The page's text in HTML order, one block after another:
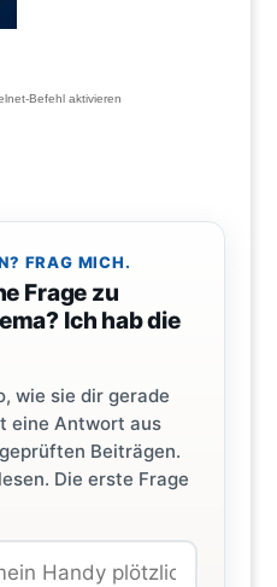
Befehl aktivieren
FRAG MICH.
Frage zu
Ich hab die
wie sie dir gerade
eine Antwort aus
Beiträgen.
Die erste Frage